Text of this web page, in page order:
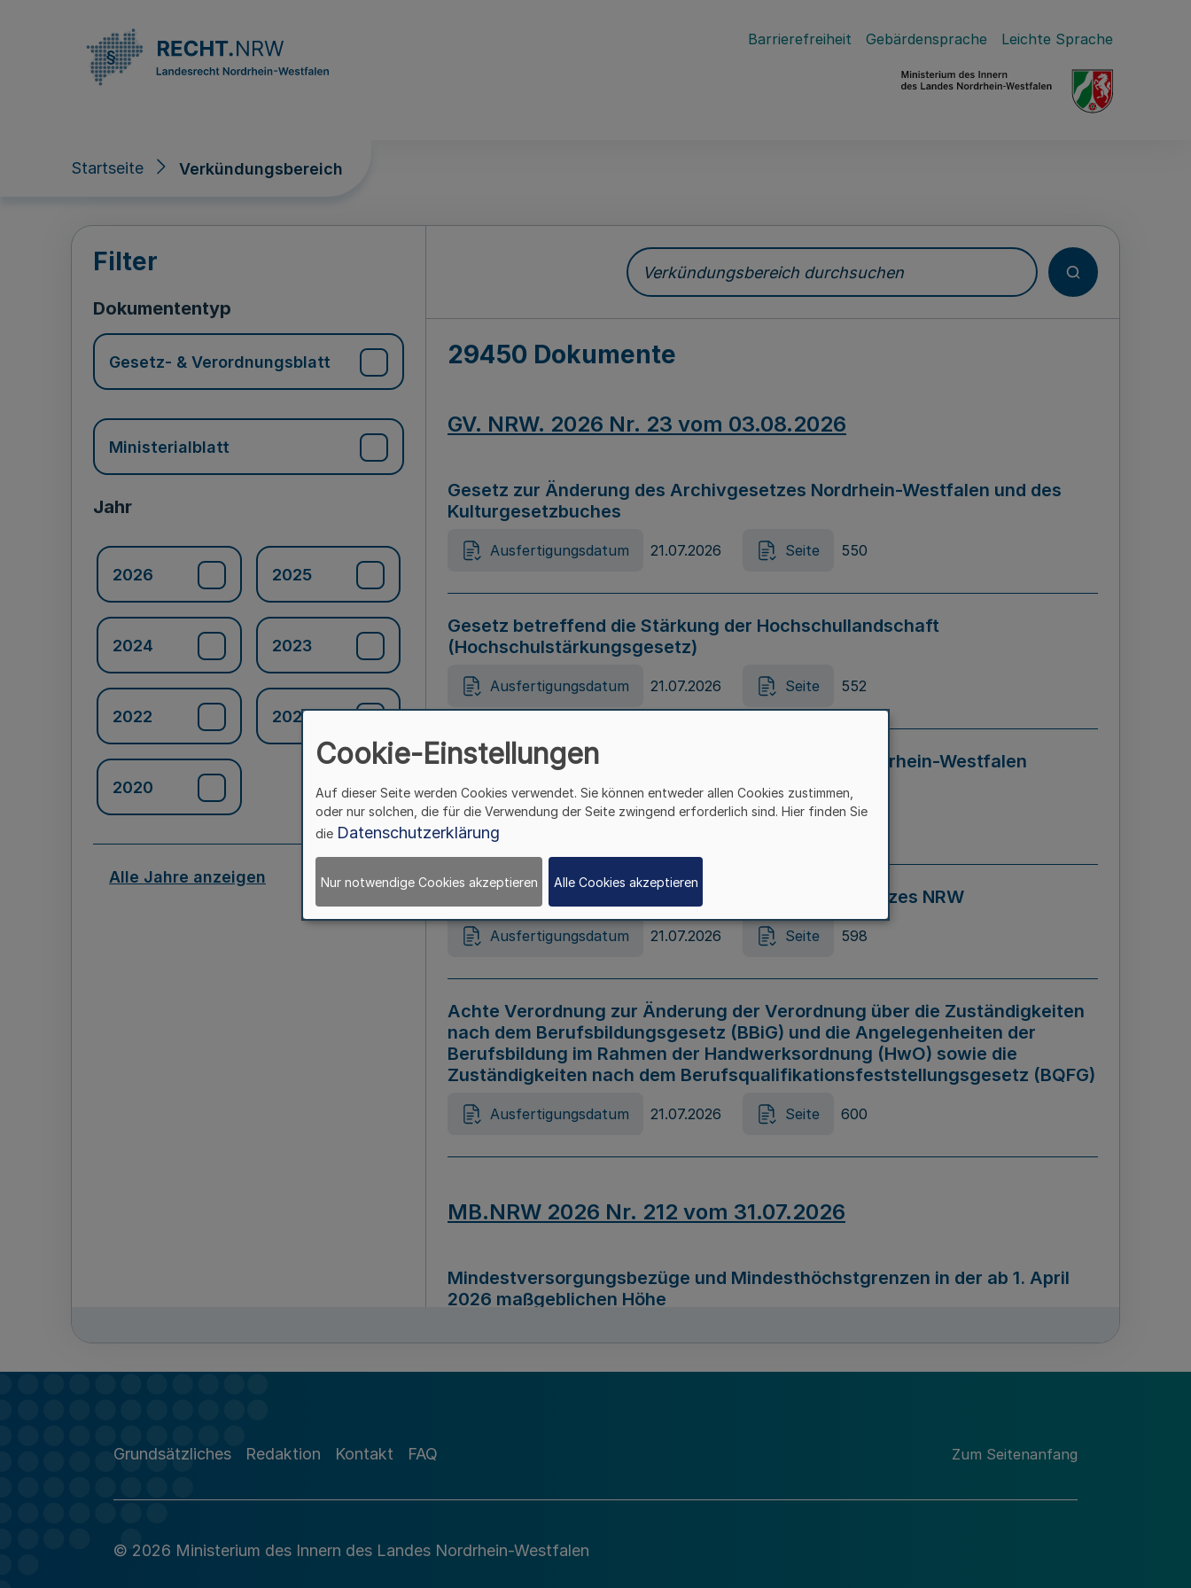
Barrierefreiheit Gebärdensprache Leichte Sprache
Startseite Verkündungsbereich
Verkündungsbereich
Filter
Dokumententyp
Gesetz- & Verordnungsblatt
Ministerialblatt
Jahr
2026 2025
2024 2023
2022 2021
2020
Alle Jahre anzeigen
Verkündungsbereich durchsuchen
29450 Dokumente
GV. NRW. 2026 Nr. 23 vom 03.08.2026
Gesetz zur Änderung des Archivgesetzes Nordrhein-Westfalen und des
Kulturgesetzbuches
Ausfertigungsdatum 21.07.2026 Seite 550
Gesetz betreffend die Stärkung der Hochschullandschaft
(Hochschulstärkungsgesetz)
Ausfertigungsdatum 21.07.2026 Seite 552
Gesetz zur Vermeidung von Diskriminierung in Nordrhein-Westfalen
(Landesantidiskriminierungsgesetz – LADG NRW)
Ausfertigungsdatum 21.07.2026 Seite 595
Gesetz zur Änderung des Online-Casinospiel Gesetzes NRW
Ausfertigungsdatum 21.07.2026 Seite 598
Achte Verordnung zur Änderung der Verordnung über die Zuständigkeiten
nach dem Berufsbildungsgesetz (BBiG) und die Angelegenheiten der
Berufsbildung im Rahmen der Handwerksordnung (HwO) sowie die
Zuständigkeiten nach dem Berufsqualifikationsfeststellungsgesetz (BQFG)
Ausfertigungsdatum 21.07.2026 Seite 600
MB.NRW 2026 Nr. 212 vom 31.07.2026
Mindestversorgungsbezüge und Mindesthöchstgrenzen in der ab 1. April
2026 maßgeblichen Höhe
Richtlinie zur Durchführung des Förderprogramms „Mittelstand Innovativ &
Grundsätzliches Redaktion Kontakt FAQ Zum Seitenanfang
© 2026 Ministerium des Innern des Landes Nordrhein-Westfalen
Cookie-Einstellungen
Auf dieser Seite werden Cookies verwendet. Sie können entweder allen Cookies zustimmen,
oder nur solchen, die für die Verwendung der Seite zwingend erforderlich sind. Hier finden Sie
die Datenschutzerklärung
Nur notwendige Cookies akzeptieren Alle Cookies akzeptieren